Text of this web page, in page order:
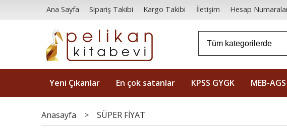
Ana Sayfa Sipariş Takibi Kargo Takibi İletişim Hesap
Yeni Çıkanlar En çok satanlar KPSS GYGK MEB-AGS
Anasayfa > SÜPER FİYAT